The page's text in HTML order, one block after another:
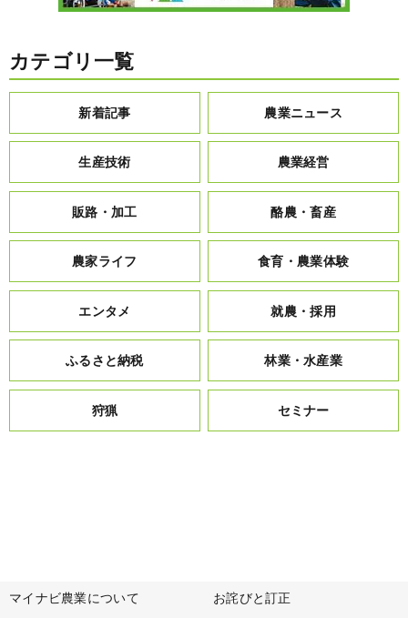
カテゴリ一覧
新着記事 農業ニュース
生産技術 農業経営
販路・加工 酪農・畜産
農家ライフ 食育・農業体験
エンタメ 就農・採用
ふるさと納税 林業・水産業
狩猟 セミナー
マイナビ農業について お詫びと訂正